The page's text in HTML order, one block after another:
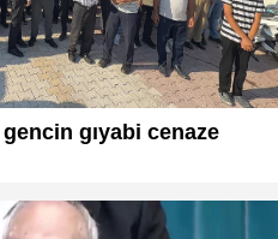
gıyabi cenaze